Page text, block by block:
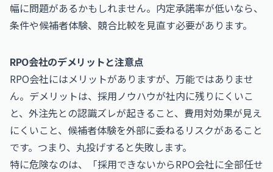
幅に問題があるかもしれません。内定承諾率が低いなら、
条件や候補者体験、競合比較を見直す必要があります。
RPO会社のデメリットと注意点
RPO会社にはメリットがありますが、万能ではありませ
ん。デメリットは、採用ノウハウが社内に残りにくいこ
と、外注先との認識ズレが起きること、費用対効果が見え
にくいこと、候補者体験を外部に委ねるリスクがあること
です。つまり、丸投げすると失敗します。
特に危険なのは、「採用できないからRPO会社に全部任せ